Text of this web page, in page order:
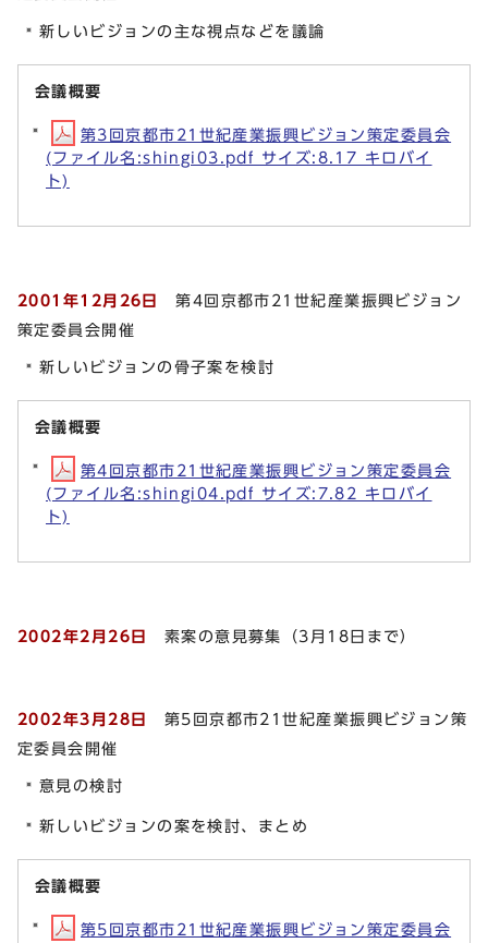
新しいビジョンの主な視点などを議論
会議概要
第3回京都市21世紀産業振興ビジョン策定委員会
(ファイル名:shingi03.pdf サイズ:8.17 キロバイ
ト)
2001年12月26日第4回京都市21世紀産業振興ビジョン
策定委員会開催
新しいビジョンの骨子案を検討
会議概要
第4回京都市21世紀産業振興ビジョン策定委員会
(ファイル名:shingi04.pdf サイズ:7.82 キロバイ
ト)
2002年2月26日 素案の意見募集（3月18日まで）
2002年3月28日 第5回京都市21世紀産業振興ビジョン策
定委員会開催
意見の検討
新しいビジョンの案を検討、まとめ
会議概要
第5回京都市21世紀産業振興ビジョン策定委員会